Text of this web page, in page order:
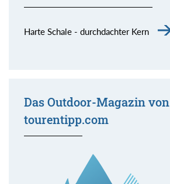
Harte Schale - durchdachter Kern
Das Outdoor-Magazin von
tourentipp.com